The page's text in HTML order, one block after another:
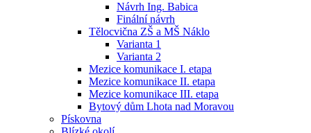
Návrh Ing. Babica
Finální návrh
Tělocvična ZŠ a MŠ Náklo
Varianta 1
Varianta 2
Mezice komunikace I. etapa
Mezice komunikace II. etapa
Mezice komunikace III. etapa
Bytový dům Lhota nad Moravou
Pískovna